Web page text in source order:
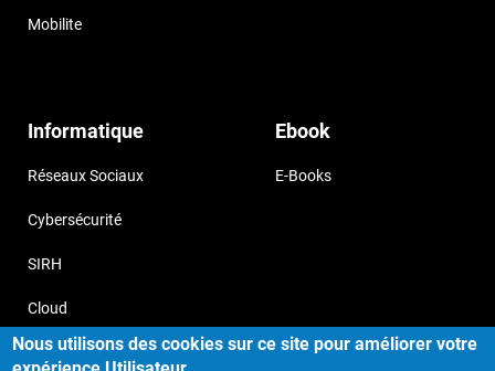
Mobilite
Informatique
Réseaux Sociaux
Cybersécurité
SIRH
Cloud
Ebook
E-Books
Nous utilisons des cookies sur ce site pour améliorer votre